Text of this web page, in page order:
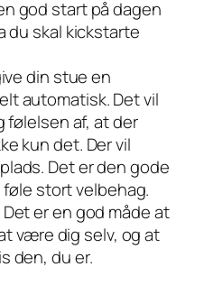
god start på dagen
du skal kickstarte
din stue en
automatisk. Det vil
følelsen af, at der
kun det. Der vil
Det er den gode
føle stort velbehag.
er en god måde at
være dig selv, og at
den, du er.